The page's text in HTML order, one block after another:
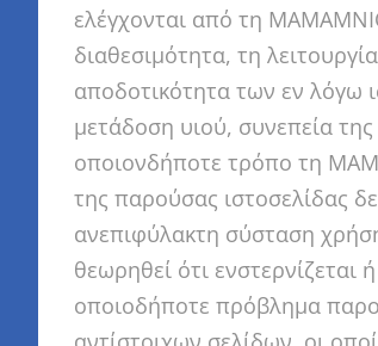
ελέγχονται από τη
διαθεσιμότητα, τη
αποδοτικότητα των εν λόγω
μετάδοση υιού, συνεπεία
οποιονδήποτε τρόπο τη
της παρούσας ιστοσελίδας
ανεπιφύλακτη σύσταση
θεωρηθεί ότι
οποιοδήποτε πρόβλημα